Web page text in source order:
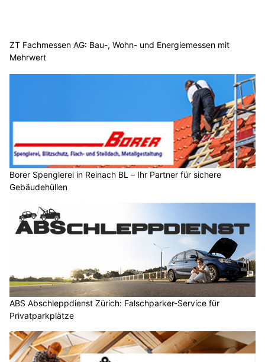
ZT Fachmessen AG: Bau-, Wohn- und Energiemessen mit
Mehrwert
Borer Spenglerei in Reinach BL – Ihr Partner für sichere
Gebäudehüllen
ABS Abschleppdienst Zürich: Falschparker-Service für
Privatparkplätze